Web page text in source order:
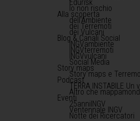
Edurisk
Io non rischio
Alla scoperta
dell'Ambiente
dei Terremoti
dei Vulcani
Blog & Canali Social
INGVambiente
INGVterremoti
INGVvulcani
Social Media
Story maps
Story maps e
Podcast
TERRA INSTABILE
Altro che
Eventi
25anniINGV
Ventennale INGV
Notte dei Ricercatori